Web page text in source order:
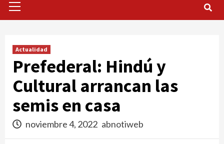
Menu
Actualidad
Prefederal: Hindú y
Cultural arrancan las
semis en casa
noviembre 4, 2022 abnotiweb